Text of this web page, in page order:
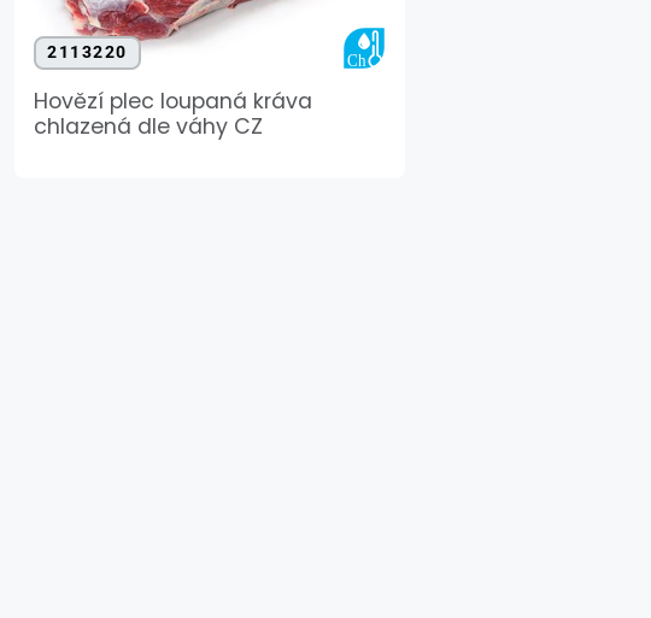
2113220
Hovězí plec loupaná kráva
chlazená dle váhy CZ